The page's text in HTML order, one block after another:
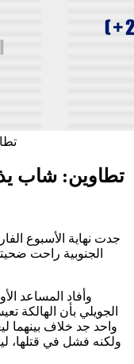
تطاوين: شاب
جدت نهاية الأسبوع
وأفاد المساعد
الجويلي بأن الهالكة
واحد جد خلاف بينهما
ولكنه فشل في قتلها،